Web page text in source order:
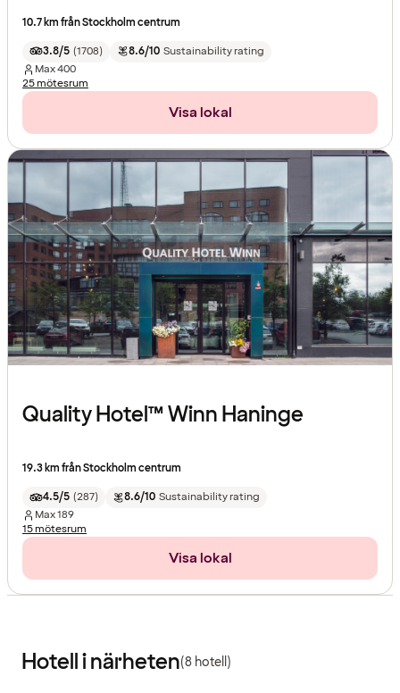
10.7 km från Stockholm centrum
3.8/5 (1708) 8.6/10 Sustainability rating
Max400
25 mötesrum
Visa lokal
Quality Hotel™ Winn Haninge
19.3 km från Stockholm centrum
4.5/5 (287) 8.6/10 Sustainability rating
Max189
15 mötesrum
Visa lokal
Hotell i närheten(8 hotell)